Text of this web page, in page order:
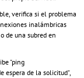
verifica si el problema
inalámbricas
de una subred en
"ping
espera de la solicitud",